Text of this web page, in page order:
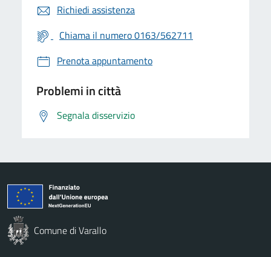
Richiedi assistenza
Chiama il numero 0163/562711
Prenota appuntamento
Problemi in città
Segnala disservizio
Comune di Varallo